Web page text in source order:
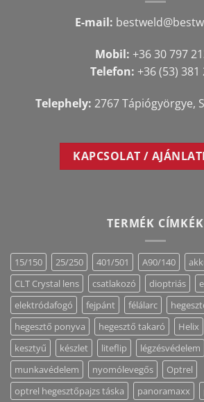
E-mail:
Mobil: +36 30 797
Telefon: +36 (53) 381
Telephely: 2767 Tápiógyörgye,
KAPCSOLAT /
TERMÉK CÍMKÉK
15/150 25/250 401/501 A90/140
CLT Crystal lens
csatlakozó dioptriás
elektródafogó
fejpánt félálarc
hegesztő ponyva
hegesztő takaró Helix
kesztyű
készlet liteflip légzésvédelem
munkavédelem
nyomólevegős
Optrel
optrel hegesztőpajzs táska
panoramaxx